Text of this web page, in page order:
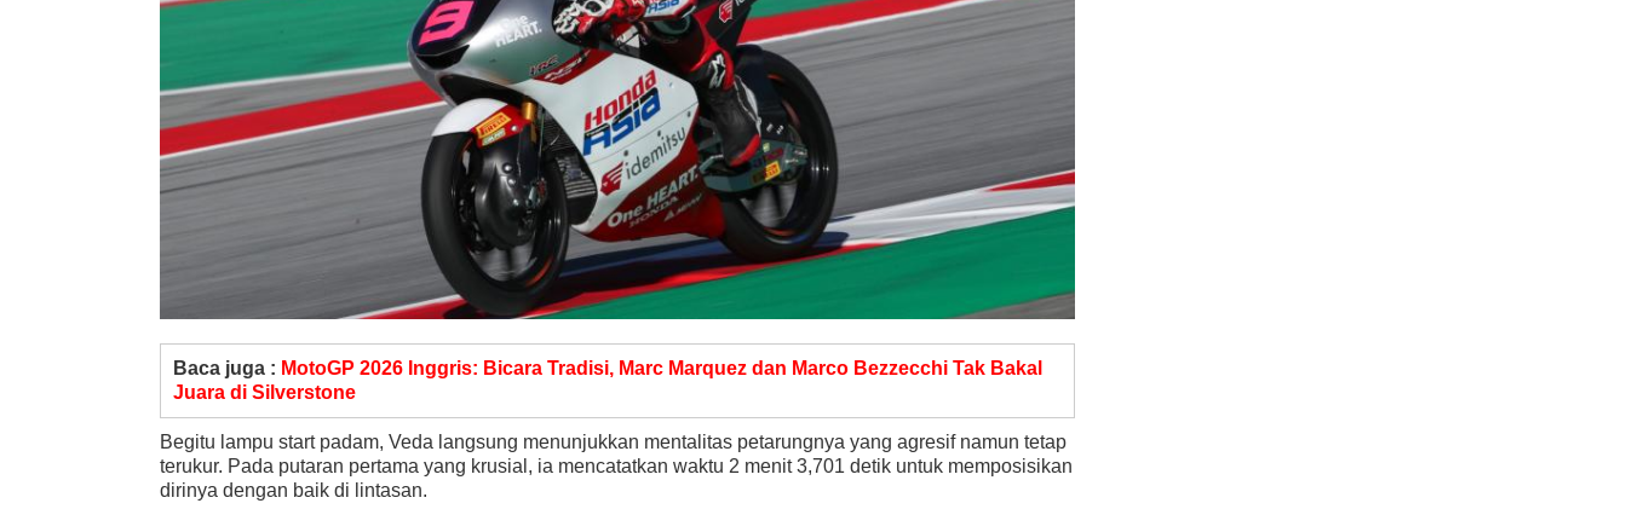
Baca juga : MotoGP 2026 Inggris: Bicara Tradisi, Marc Marquez dan Marco Bezzecchi Tak Bakal
Juara di Silverstone
Begitu lampu start padam, Veda langsung menunjukkan mentalitas petarungnya yang agresif namun tetap
terukur. Pada putaran pertama yang krusial, ia mencatatkan waktu 2 menit 3,701 detik untuk memposisikan
dirinya dengan baik di lintasan.